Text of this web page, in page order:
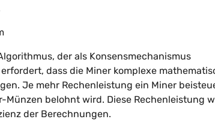
der als Konsensmechanismus
dass die Miner komplexe
Je mehr Rechenleistung ein Miner
Münzen belohnt wird. Diese Rechenleistung
der Berechnungen.